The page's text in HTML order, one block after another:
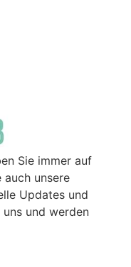
Sie immer auf
auch unsere
Updates und
uns und werden